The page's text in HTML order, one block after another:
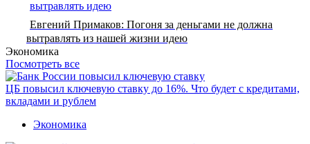
Евгений Примаков: Погоня за деньгами не должна
вытравлять из нашей жизни идею
Экономика
Посмотреть все
ЦБ повысил ключевую ставку до 16%. Что будет с кредитами,
вкладами и рублем
Экономика